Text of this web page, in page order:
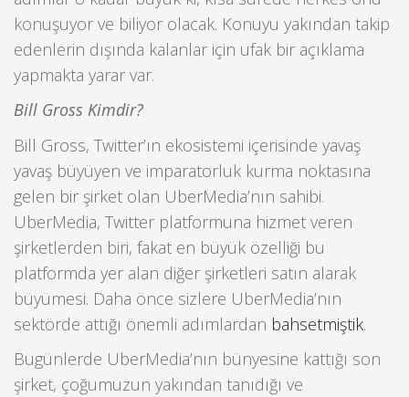
konuşuyor ve biliyor olacak. Konuyu yakından takip
edenlerin dışında kalanlar için ufak bir açıklama
yapmakta yarar var.
Bill Gross Kimdir?
Bill Gross, Twitter’ın ekosistemi içerisinde yavaş
yavaş büyüyen ve imparatorluk kurma noktasına
gelen bir şirket olan UberMedia’nın sahibi.
UberMedia, Twitter platformuna hizmet veren
şirketlerden biri, fakat en büyük özelliği bu
platformda yer alan diğer şirketleri satın alarak
büyümesi. Daha önce sizlere UberMedia’nın
sektörde attığı önemli adımlardan bahsetmiştik.
Bugünlerde UberMedia’nın bünyesine kattığı son
şirket, çoğumuzun yakından tanıdığı ve